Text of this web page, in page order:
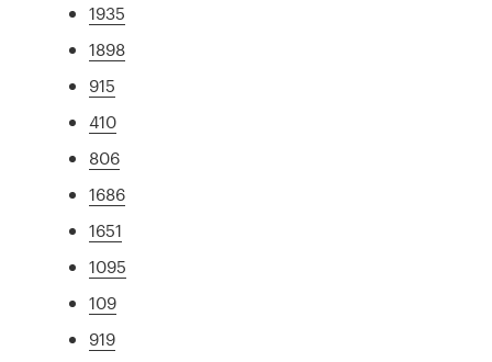
1935
1898
915
410
806
1686
1651
1095
109
919